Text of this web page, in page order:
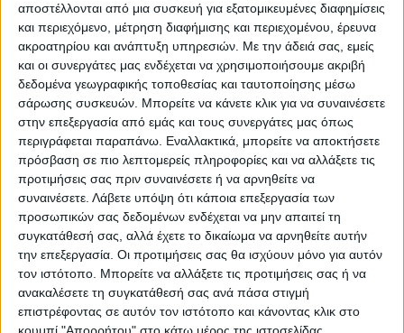
αποστέλλονται από μια συσκευή για εξατομικευμένες διαφημίσεις
και περιεχόμενο, μέτρηση διαφήμισης και περιεχομένου, έρευνα
ακροατηρίου και ανάπτυξη υπηρεσιών. Με την άδειά σας, εμείς
και οι συνεργάτες μας ενδέχεται να χρησιμοποιήσουμε ακριβή
δεδομένα γεωγραφικής τοποθεσίας και ταυτοποίησης μέσω
σάρωσης συσκευών. Μπορείτε να κάνετε κλικ για να συναινέσετε
στην επεξεργασία από εμάς και τους συνεργάτες μας όπως
περιγράφεται παραπάνω. Εναλλακτικά, μπορείτε να αποκτήσετε
πρόσβαση σε πιο λεπτομερείς πληροφορίες και να αλλάξετε τις
προτιμήσεις σας πριν συναινέσετε ή να αρνηθείτε να
συναινέσετε. Λάβετε υπόψη ότι κάποια επεξεργασία των
προσωπικών σας δεδομένων ενδέχεται να μην απαιτεί τη
συγκατάθεσή σας, αλλά έχετε το δικαίωμα να αρνηθείτε αυτήν
την επεξεργασία. Οι προτιμήσεις σας θα ισχύουν μόνο για αυτόν
τον ιστότοπο. Μπορείτε να αλλάξετε τις προτιμήσεις σας ή να
ανακαλέσετε τη συγκατάθεσή σας ανά πάσα στιγμή
επιστρέφοντας σε αυτόν τον ιστότοπο και κάνοντας κλικ στο
κάτσε να το μάθω και να σου πω”».
Στη συνέχεια ο Δημήτρης Κουρέτας
απαντώντας σε ερωτήσεις δήλωσε ότι τα
έργα αποκατάστασης στον θεσσαλικό
κάμπο δεν έχουν ξεκινήσει καθώς δεν έχει
συσταθεί καν ο αρμόδιος φορέας.
Ερωτηθείς για το θέμα των αποζημιώσεων
και τις αιχμές που είχε αφήσει για το κατά
πόσο αυτές δίνονται ισότιμα, είπε ότι
αναμένει τη συμμετοχή του στην επιτροπή
ώστε να τον ενημερώσει και να καταλάβει
τι ακριβώς γίνεται.